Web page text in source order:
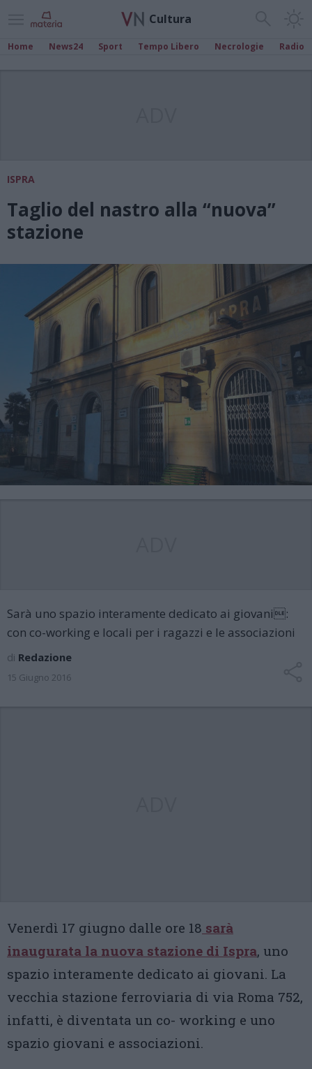
Cultura
Home News24 Sport Tempo Libero Necrologie Radio
ISPRA
Taglio del nastro alla “nuova”
stazione
Sarà uno spazio interamente dedicato ai giovani:
con co-working e locali per i ragazzi e le associazioni
di Redazione
15 Giugno 2016
Venerdì 17 giugno dalle ore 18 sarà
inaugurata la nuova stazione di Ispra, uno
spazio interamente dedicato ai giovani. La
vecchia stazione ferroviaria di via Roma 752,
infatti, è diventata un co- working e uno
spazio giovani e associazioni.